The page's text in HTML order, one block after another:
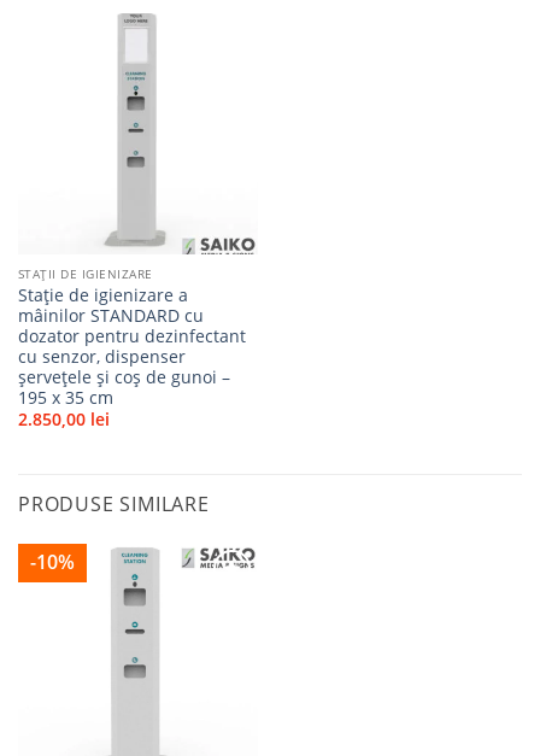
STAȚII DE IGIENIZARE
Stație de igienizare a
mâinilor STANDARD cu
dozator pentru dezinfectant
cu senzor, dispenser
șervețele și coș de gunoi –
195 x 35 cm
2.850,00 lei
PRODUSE SIMILARE
-10%